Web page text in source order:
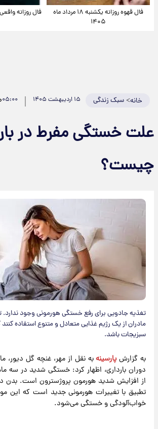
فال قهوه روزانه یکشنبه ۱۸ مرداد ماه
۱۴۰۵
فال روزانه واقعی یکشنبه
خانه>سبک زندگی ۱۵ اردیبهشت ۱۴۰۵ ۰۵:۰۰
علت خستگی مفرط در
چیست؟
تغذیه جادویی برای رفع خستگی هورمونی وجود
مادران از یک رژیم غذایی متعادل و متنوع استفاده
سبزیجات باشد.
به گزارش پارسینهبه نقل از مهر، غنچه گل دیور،
دوران بارداری، اظهار کرد: خستگی شدید در سه
از افزایش شدید هورمون پروژسترون است. بدن
تطبیق با تغییرات هورمونی جدید است که این
خواب‌آلودگی و خستگی می‌شود.